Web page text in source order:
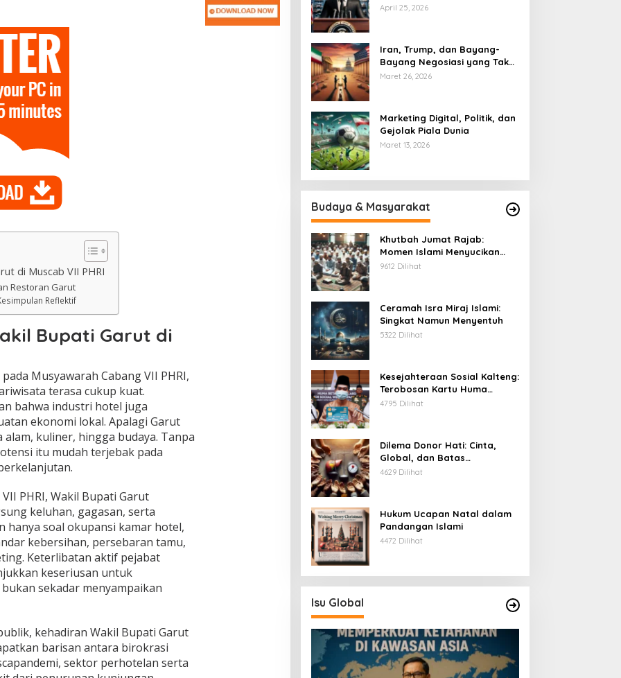
di Muscab VII PHRI
Restoran Garut
Reflektif
Bupati Garut di
Musyawarah Cabang VII PHRI,
terasa cukup kuat.
bahwa industri hotel juga
ekonomi lokal. Apalagi Garut
kuliner, hingga budaya. Tanpa
itu mudah terjebak pada
PHRI, Wakil Bupati Garut
keluhan, gagasan, serta
hanya soal okupansi kamar hotel,
kebersihan, persebaran tamu,
Keterlibatan aktif pejabat
keseriusan untuk
sekadar menyampaikan
kehadiran Wakil Bupati Garut
barisan antara birokrasi
sektor perhotelan serta
April 25, 2026
Iran, Trump, dan Bayang-
Bayang Negosiasi yang Tak
Pernah Usai
Maret 26, 2026
Marketing Digital, Politik, dan
Gejolak Piala Dunia
Maret 13, 2026
Budaya & Masyarakat
Khutbah Jumat Rajab:
Momen Islami Menyucikan
Hati
9612 Dilihat
Ceramah Isra Miraj Islami:
Singkat Namun Menyentuh
5322 Dilihat
Kesejahteraan Sosial Kalteng:
Terobosan Kartu Huma
Betang
4795 Dilihat
Dilema Donor Hati: Cinta,
Global, dan Batas
Pengorbanan
4629 Dilihat
Hukum Ucapan Natal dalam
Pandangan Islami
4472 Dilihat
Isu Global